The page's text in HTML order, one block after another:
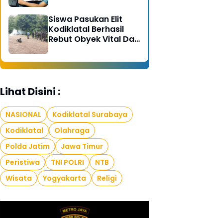
Siswa Pasukan Elit
Kodiklatal Berhasil
Rebut Obyek Vital Dari
Lihat Disini :
NASIONAL
Kodiklatal Surabaya
Kodiklatal
Olahraga
Polda Jatim
Jawa Timur
Peristiwa
TNI POLRI
NTB
Wisata
Yogyakarta Religi